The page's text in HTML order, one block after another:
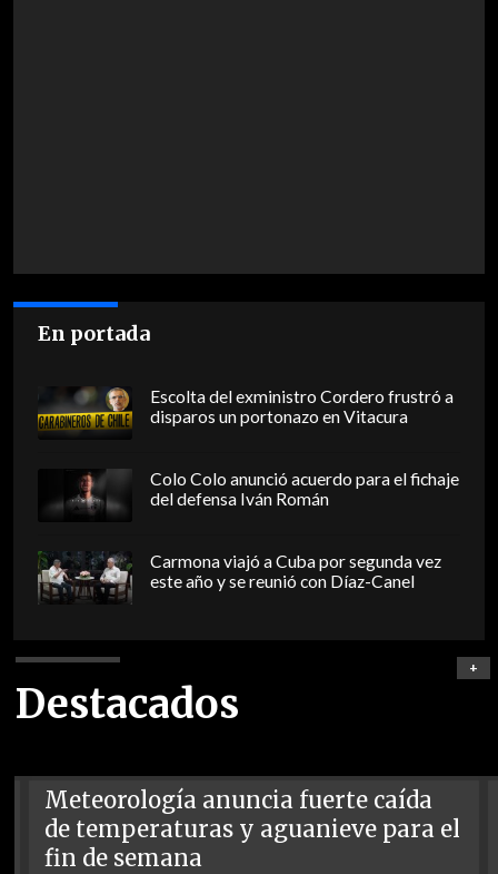
En portada
Escolta del exministro Cordero frustró a
disparos un portonazo en Vitacura
Colo Colo anunció acuerdo para el fichaje
del defensa Iván Román
Carmona viajó a Cuba por segunda vez
este año y se reunió con Díaz-Canel
Destacados
+
Meteorología anuncia fuerte caída
de temperaturas y aguanieve para el
fin de semana